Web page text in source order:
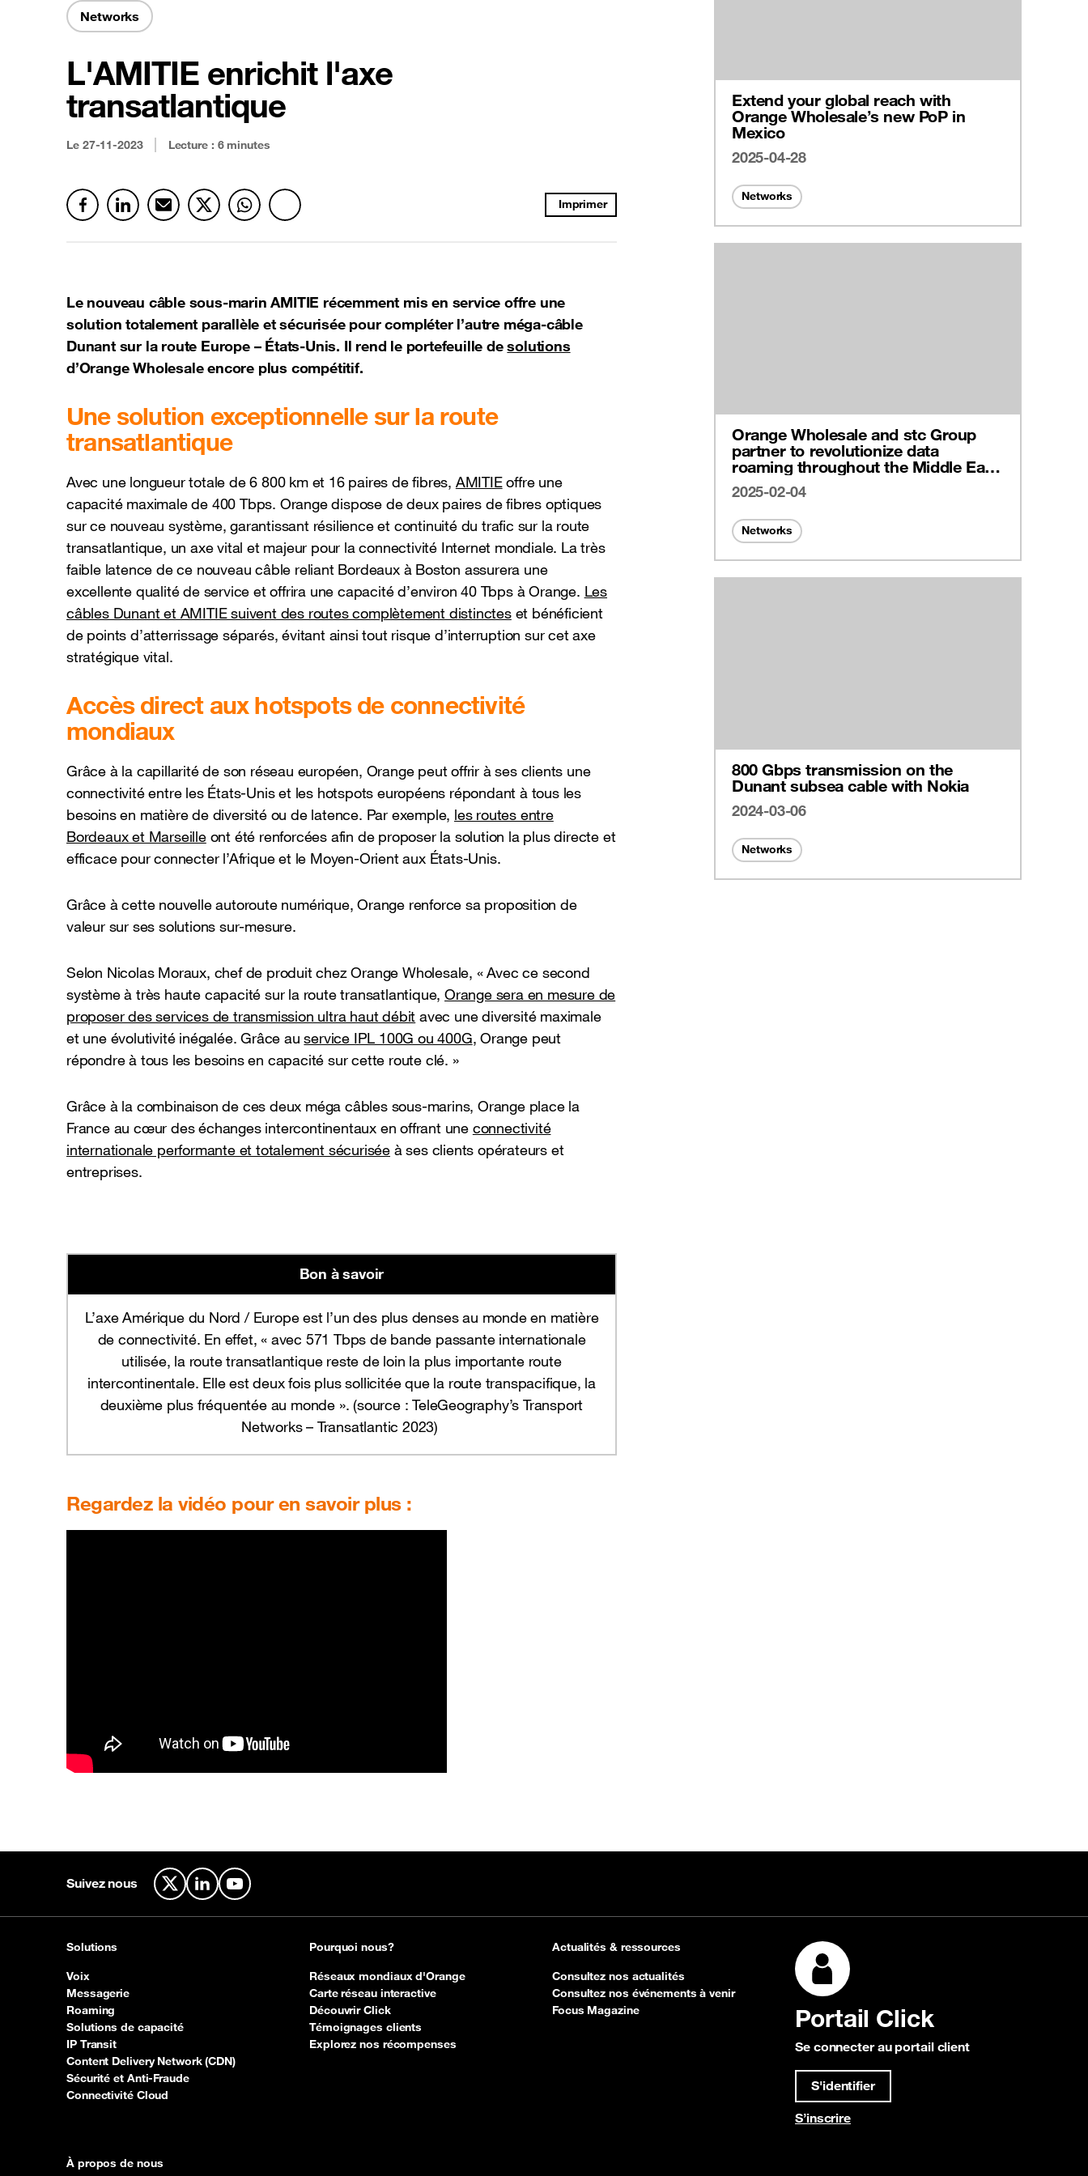
Sécurité et Anti-fraude
See all offers
Latest news
Networks
L'AMITIE enrichit l'axe
transatlantique
Le 27-11-2023 Lecture : 6 minutes
Imprimer
Le nouveau câble sous-marin AMITIE récemment mis en service offre une
solution totalement parallèle et sécurisée pour compléter l’autre méga-câble
Dunant sur la route Europe – États-Unis. Il rend le portefeuille desolutions
d’Orange Wholesale encore plus compétitif.
Une solution exceptionnelle sur la route
transatlantique
Avec une longueur totale de 6 800 km et 16 paires de fibres, AMITIEoffre une
capacité maximale de 400 Tbps. Orange dispose de deux paires de fibres optiques
sur ce nouveau système, garantissant résilience et continuité du trafic sur la route
transatlantique, un axe vital et majeur pour la connectivité Internet mondiale. La très
faible latence de ce nouveau câble reliant Bordeaux à Boston assurera une
excellente qualité de service et offrira une capacité d’environ 40 Tbps à Orange. Les
câbles Dunant et AMITIE suivent des routes complètement distincteset bénéficient
de points d’atterrissage séparés, évitant ainsi tout risque d’interruption sur cet axe
stratégique vital.
Accès direct aux hotspots de connectivité
mondiaux
Grâce à la capillarité de son réseau européen, Orange peut offrir à ses clients une
connectivité entre les États-Unis et les hotspots européens répondant à tous les
besoins en matière de diversité ou de latence. Par exemple, les routes entre
Bordeaux et Marseilleont été renforcées afin de proposer la solution la plus directe et
efficace pour connecter l’Afrique et le Moyen-Orient aux États-Unis.
Grâce à cette nouvelle autoroute numérique, Orange renforce sa proposition de
valeur sur ses solutions sur-mesure.
Selon Nicolas Moraux, chef de produit chez Orange Wholesale, « Avec ce second
système à très haute capacité sur la route transatlantique, Orange sera en mesure de
proposer des services de transmission ultra haut débit avec une diversité maximale
et une évolutivité inégalée. Grâce auservice IPL 100G ou 400G, Orange peut
répondre à tous les besoins en capacité sur cette route clé. »
Grâce à la combinaison de ces deux méga câbles sous-marins, Orange place la
France au cœur des échanges intercontinentaux en offrant une connectivité
internationale performante et totalement sécurisée à ses clients opérateurs et
entreprises.
Bon à savoir
L’axe Amérique du Nord / Europe est l’un des plus denses au monde en matière
de connectivité. En effet, « avec 571 Tbps de bande passante internationale
utilisée, la route transatlantique reste de loin la plus importante route
intercontinentale. Elle est deux fois plus sollicitée que la route transpacifique, la
deuxième plus fréquentée au monde ». (source : TeleGeography’s Transport
Networks – Transatlantic 2023)
Regardez la vidéo pour en savoir plus :
Extend your global reach with
Orange Wholesale’s new PoP in
Mexico
2025-04-28
Networks
Orange Wholesale and stc Group
partner to revolutionize data
roaming throughout the Middle East
with cutting-edge IPX connectivity
2025-02-04
Networks
800 Gbps transmission on the
Dunant subsea cable with Nokia
2024-03-06
Networks
Suivez nous X LinkedInYouTube
Solutions
Voix
Messagerie
Roaming
Solutions de capacité
IP Transit
Content Delivery Network (CDN)
Sécurité et Anti-Fraude
Connectivité Cloud
Pourquoi nous?
Réseaux mondiaux d'Orange
Carte réseau interactive
Découvrir Click
Témoignages clients
Explorez nos récompenses
Actualités & ressources
Consultez nos actualités
Consultez nos événements à venir
Focus Magazine
À propos de nous
Portail Click
Se connecter au portail client
S'identifier
S’inscrire